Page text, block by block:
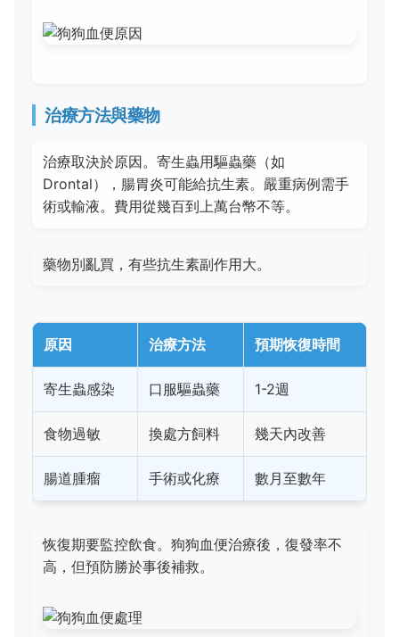
治療方法與藥物
治療取決於原因。寄生蟲用驅蟲藥（如
Drontal），腸胃炎可能給抗生素。嚴重病例需手
術或輸液。費用從幾百到上萬台幣不等。
藥物別亂買，有些抗生素副作用大。
原因 治療方法 預期恢復時間
寄生蟲感染 口服驅蟲藥 1-2週
食物過敏 換處方飼料 幾天內改善
腸道腫瘤 手術或化療 數月至數年
恢復期要監控飲食。狗狗血便治療後，復發率不
高，但預防勝於事後補救。